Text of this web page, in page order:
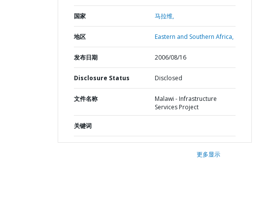
国家 马拉维,
地区 Eastern and Southern Africa,
发布日期 2006/08/16
Disclosure Status Disclosed
文件名称
Malawi - Infrastructure
Services Project
关键词
更多显示